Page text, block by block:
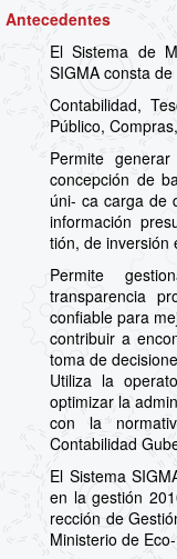
Antecedentes
El Sistema de
SIGMA consta
Contabilidad,
Público,
Permite
concepción de
úni- ca carga de
información
tión, de inversión
Permite
transparencia
confiable para
contribuir a
toma de
Utiliza la
optimizar la
con la
Contabilidad
El Sistema
en la gestión
rección de
Ministerio de